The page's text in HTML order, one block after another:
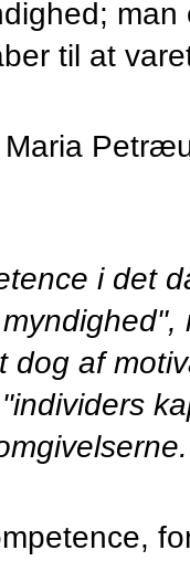
til at
i det
dog af